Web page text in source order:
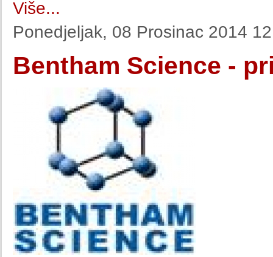
Više...
Ponedjeljak, 08 Prosinac 2014
Bentham Science -